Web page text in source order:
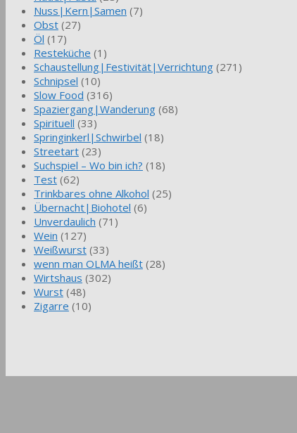
Nuss|Kern|Samen (7)
Obst (27)
Öl (17)
Resteküche (1)
Schaustellung|Festivität|Verrichtung (271)
Schnipsel (10)
Slow Food (316)
Spaziergang|Wanderung (68)
Spirituell (33)
Springinkerl|Schwirbel (18)
Streetart (23)
Suchspiel – Wo bin ich? (18)
Test (62)
Trinkbares ohne Alkohol (25)
Übernacht|Biohotel (6)
Unverdaulich (71)
Wein (127)
Weißwurst (33)
wenn man OLMA heißt (28)
Wirtshaus (302)
Wurst (48)
Zigarre (10)